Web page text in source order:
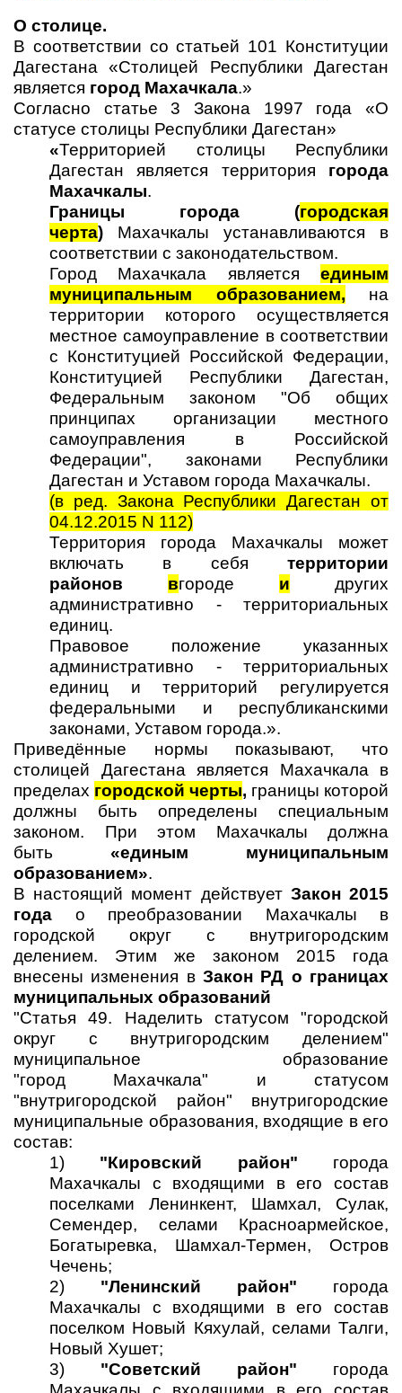
О столице.
В соответствии со статьей 101 Конституции
Дагестана«Столицей Республики Дагестан
является город Махачкала.»
Согласно статье 3 Закона 1997 года «О
статусе столицы Республики Дагестан»
«Территорией столицы Республики
Дагестан является территория города
Махачкалы.
Границы города (городская
черта) Махачкалы устанавливаются в
соответствии с законодательством.
Город Махачкала является единым
муниципальным образованием, на
территории которого осуществляется
местное самоуправление в соответствии
с Конституцией Российской Федерации,
Конституцией Республики Дагестан,
Федеральным законом "Об общих
принципах организации местного
самоуправления в Российской
Федерации", законами Республики
Дагестан и Уставом города Махачкалы.
(в ред. Закона Республики Дагестан от
04.12.2015 N 112)
Территория города Махачкалы может
включать в себя территории
районов
вгороде и других
административно - территориальных
единиц.
Правовое положение указанных
административно - территориальных
единиц и территорий регулируется
федеральными и республиканскими
законами, Уставом города.».
Приведённые нормы показывают, что
столицей Дагестана является Махачкала в
пределах городской черты, границы которой
должны
быть определены специальным
законом.
При этом Махачкалы должна
быть «единым муниципальным
образованием».
В настоящий момент действует Закон 2015
года о преобразовании Махачкалы в
городской округ с внутригородским
делением. Этим же законом 2015 года
внесены изменения в Закон РД о границах
муниципальных образований
"Статья 49. Наделить статусом "городской
округ с внутригородским делением"
муниципальное образование
"город Махачкала" и статусом
"внутригородской район" внутригородские
муниципальные образования, входящие в его
состав:
1) "Кировский район" города
Махачкалы с входящими в его состав
поселками Ленинкент, Шамхал, Сулак,
Семендер, селами Красноармейское,
Богатыревка, Шамхал-Термен, Остров
Чечень;
2) "Ленинский район" города
Махачкалы с входящими в его состав
поселком Новый Кяхулай, селами Талги,
Новый Хушет;
3) "Советский район" города